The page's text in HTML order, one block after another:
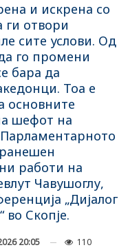
и искрена со
ги отвори
сите услови. Од
го промени
бара да
Тоа е
основните
шефот на
Парламентарното
работи на
Чавушоглу,
„Дијалог
во Скопје.
20:05 110